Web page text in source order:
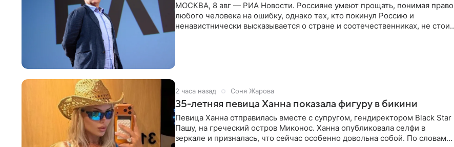
МОСКВА, 8 авг — РИА Новости. Россияне умеют прощать, понимая право
любого человека на ошибку, однако тех, кто покинул Россию и
ненавистнически высказывается о стране и соотечественниках, не стоит
2 часа назад Соня Жарова
35-летняя певица Ханна показала фигуру в бикини
Певица Ханна отправилась вместе с супругом, гендиректором Black Star
Пашу, на греческий остров Миконос. Ханна опубликовала селфи в
зеркале и призналась, что сейчас особенно довольна собой. По словам